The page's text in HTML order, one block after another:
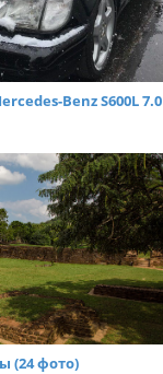
Benz S600L 7.0
(24 фото)